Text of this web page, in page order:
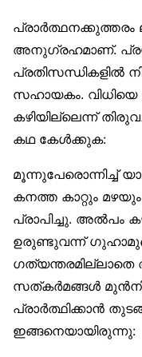
പ്രാർത്ഥനക്കുത്തരം
അനുഗ്രഹമാണ്.
പ്രതിസന്ധികളിൽ
സഹായകം. വിധിയെ
കഴിയില്ലെന്ന്
കഥ കേൾക്കുക:
മൂന്നുപേരൊന്നിച്ച്
കനത്ത കാറ്റും
പ്രാപിച്ചു. അൽപം
ഉരുണ്ടുവന്ന്
സത്കർമങ്ങൾ
പ്രാർത്ഥിക്കാൻ
ഇങ്ങനെയായിരുന്നു: